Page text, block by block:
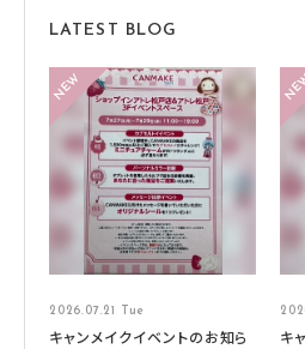
LATEST BLOG
2026.07.21 Tue
キャンメイクイベントのお知ら
キ